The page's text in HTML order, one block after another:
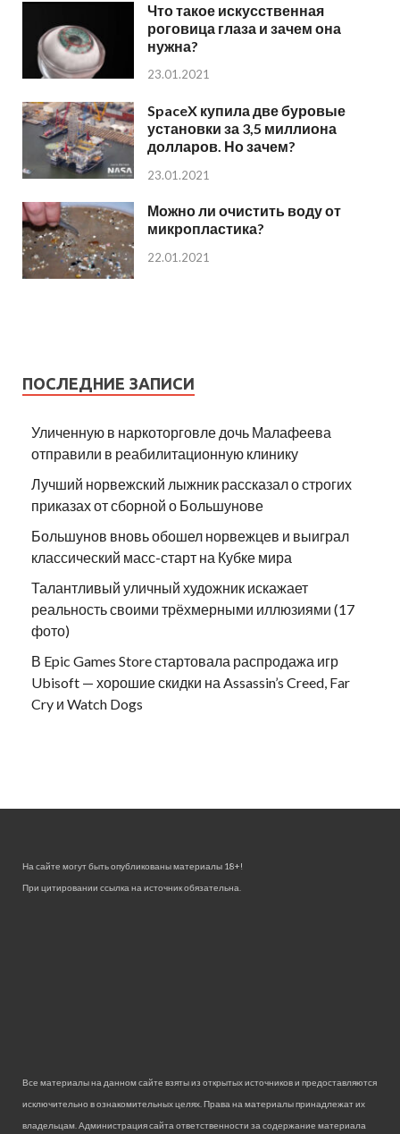
Что такое искусственная
роговица глаза и зачем она
нужна?
23.01.2021
SpaceX купила две буровые
установки за 3,5 миллиона
долларов. Но зачем?
23.01.2021
Можно ли очистить воду от
микропластика?
22.01.2021
ПОСЛЕДНИЕ ЗАПИСИ
Уличенную в наркоторговле дочь Малафеева
отправили в реабилитационную клинику
Лучший норвежский лыжник рассказал о строгих
приказах от сборной о Большунове
Большунов вновь обошел норвежцев и выиграл
классический масс-старт на Кубке мира
Талантливый уличный художник искажает
реальность своими трёхмерными иллюзиями (17
фото)
В Epic Games Store стартовала распродажа игр
Ubisoft — хорошие скидки на Assassin’s Creed, Far
Cry и Watch Dogs
На сайте могут быть опубликованы материалы 18+!
При цитировании ссылка на источник обязательна.
Все материалы на данном сайте взяты из открытых источников и предоставляются
исключительно в ознакомительных целях. Права на материалы принадлежат их
владельцам. Администрация сайта ответственности за содержание материала